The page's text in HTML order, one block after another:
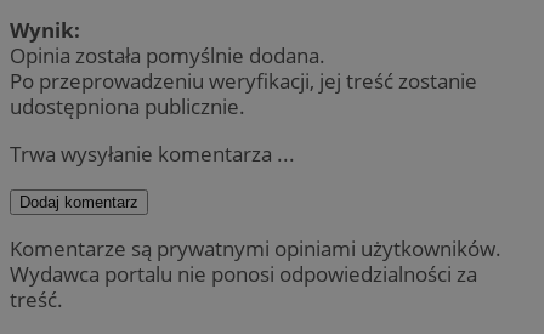
Wynik:
Opinia została pomyślnie dodana.
Po przeprowadzeniu weryfikacji, jej treść zostanie
udostępniona publicznie.
Trwa wysyłanie komentarza ...
Dodaj komentarz
Komentarze są prywatnymi opiniami użytkowników.
Wydawca portalu nie ponosi odpowiedzialności za
treść.